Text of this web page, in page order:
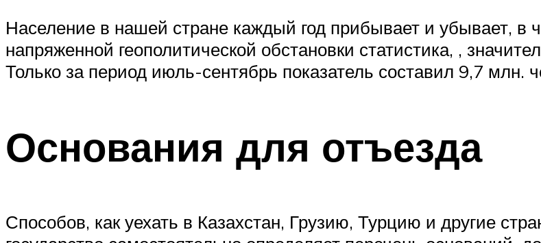
Население в нашей стране каждый год прибывает и убывает, в
напряженной геополитической обстановки статистика, ,
Только за период июль-сентябрь показатель составил 9,7 млн.
Основания для отъезда
Способов, как уехать в Казахстан, Грузию, Турцию и другие